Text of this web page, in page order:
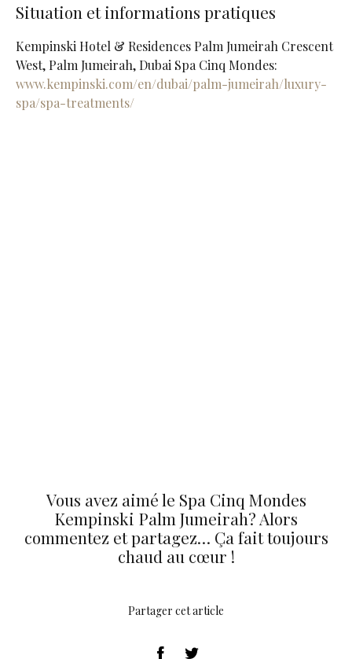
Situation et informations pratiques
Kempinski Hotel & Residences Palm Jumeirah Crescent
West, Palm Jumeirah, Dubai Spa Cinq Mondes:
www.kempinski.com/en/dubai/palm-jumeirah/luxury-
spa/spa-treatments/
Vous avez aimé le Spa Cinq Mondes
Kempinski Palm Jumeirah? Alors
commentez et partagez… Ça fait toujours
chaud au cœur !
Partager cet article